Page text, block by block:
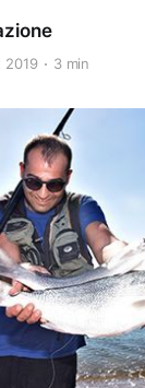
2019 3 min